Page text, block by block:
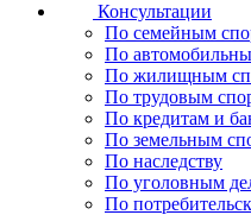
Консультации
По семейным
По
По жилищным
По трудовым
По кредитам и
По земельным
По наследству
По уголовным
По